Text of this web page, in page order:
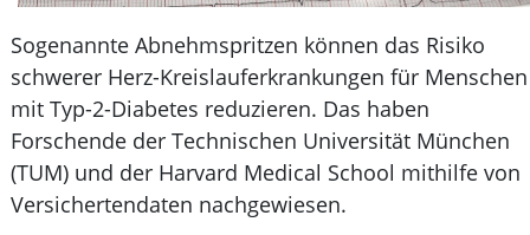
Sogenannte Abnehmspritzen können das Risiko
schwerer Herz-Kreislauferkrankungen für
mit Typ-2-Diabetes reduzieren. Das haben
Forschende der Technischen Universität München
(TUM) und der Harvard Medical School mithilfe
Versichertendaten nachgewiesen.